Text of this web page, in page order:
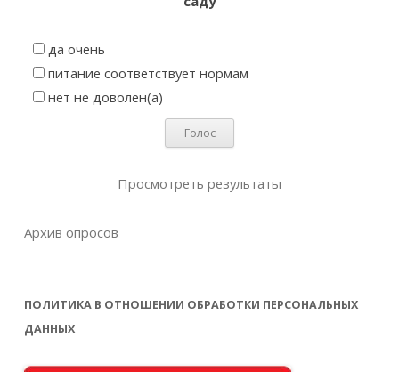
да очень
питание соответствует нормам
нет не доволен(а)
Просмотреть результаты
Архив опросов
ПОЛИТИКА В ОТНОШЕНИИ ОБРАБОТКИ ПЕРСОНАЛЬНЫХ
ДАННЫХ